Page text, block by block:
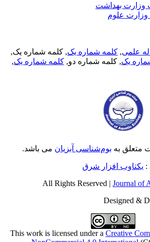
بهداشت
علوم
علمی, کلمه شماره یک, کلمه شماره یک,
یک, کلمه شماره دو,کلمه شماره یک,
بهبوم‌شناسی آبزیانمی باشد.
یکتاوب افزار شرق
Journal
Designed
This work is licensed under aCreative